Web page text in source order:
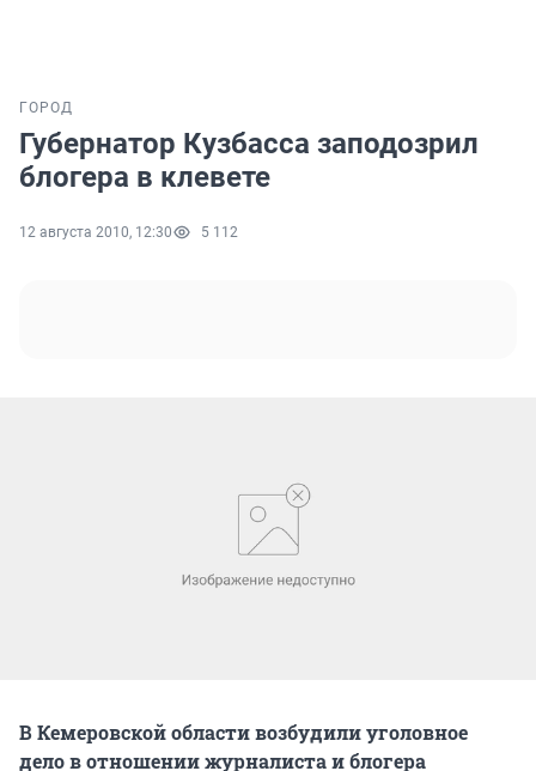
ГОРОД
Губернатор Кузбасса заподозрил
блогера в клевете
12 августа 2010, 12:30 5 112
В Кемеровской области возбудили уголовное
дело в отношении журналиста и блогера